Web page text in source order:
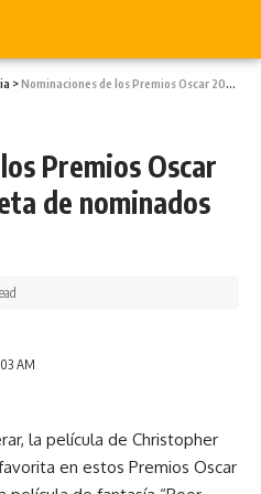
>Nominaciones de los Premios Oscar 2024: lista completa de nominados por categorías
Premios Oscar
de nominados
AM
la película de Christopher
en estos Premios Oscar